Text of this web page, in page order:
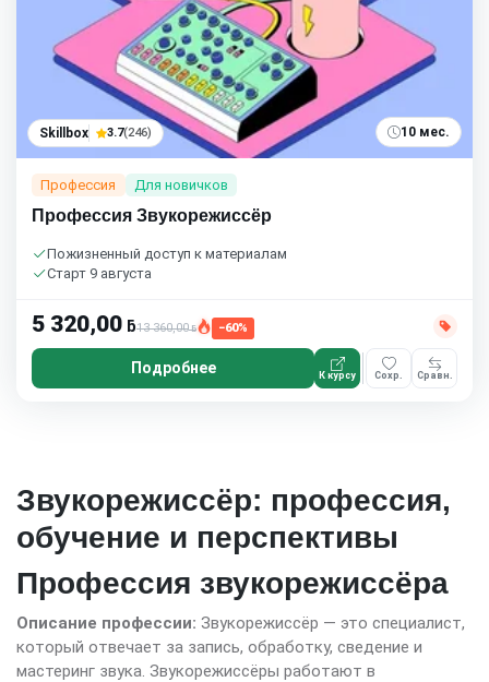
Skillbox 3.7(246) 10 мес.
Профессия Для новичков
Профессия Звукорежиссёр
Пожизненный доступ к материалам
Старт 9 августа
5 320,00 ƃ13 360,00ƃ −60%
Подробнее К курсу Сохр. Сравн.
Звукорежиссёр: профессия,
обучение и перспективы
Профессия звукорежиссёра
Описание профессии: Звукорежиссёр — это специалист,
который отвечает за запись, обработку, сведение и
мастеринг звука. Звукорежиссёры работают в